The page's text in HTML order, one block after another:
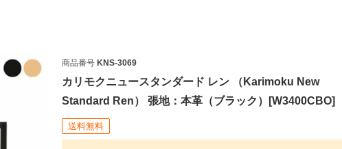
商品番号 KNS-3069
カリモクニュースタンダード レン （Karimoku New
Standard Ren） 張地：本革（ブラック）[W3400CBO]
送料無料